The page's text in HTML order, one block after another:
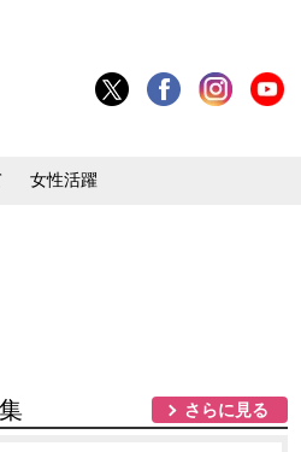
女性活躍
さらに見る